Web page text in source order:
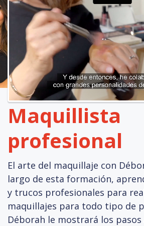
Maquillista
profesional
El arte del maquillaje con
largo de esta formación,
y trucos profesionales para
maquillajes para todo tipo de
Déborah le mostrará los